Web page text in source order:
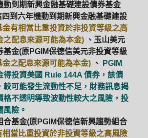
動到期新興金融基礎建設債券基金
到六年機動到期新興金融基礎建設
金有相當比重投資於非投資等級之高
之配息來源可能為本金) 、玉山美元
基金(原PGIM保德信美元非投資等級
金之配息來源可能為本金) 、
PGIM
得投資美國 Rule 144A 債券，該債
較可能發生流動性不足，財務訊息揭
格不透明導致波動性較大之風險，投
險。
合基金(原PGIM保德信新興趨勢組合
相當比重投資於非投資等級之高風險